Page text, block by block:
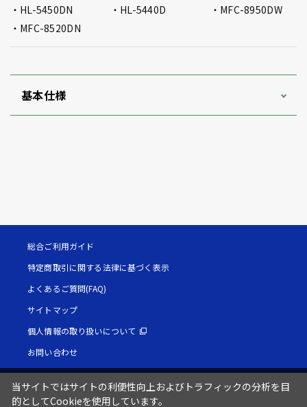
HL-5450DN HL-5440D
MFC-8950DW
MFC-8520DN
基本仕様
総合ご利用ガイド
特定商取引に関する法律に基づく表示
よくあるご質問(FAQ)
サイトマップ
個人情報の取り扱いについて
お問い合わせ
当サイトではサイトの利便性向上およびトラフィックの分析を目
的としてCookieを使用しています。